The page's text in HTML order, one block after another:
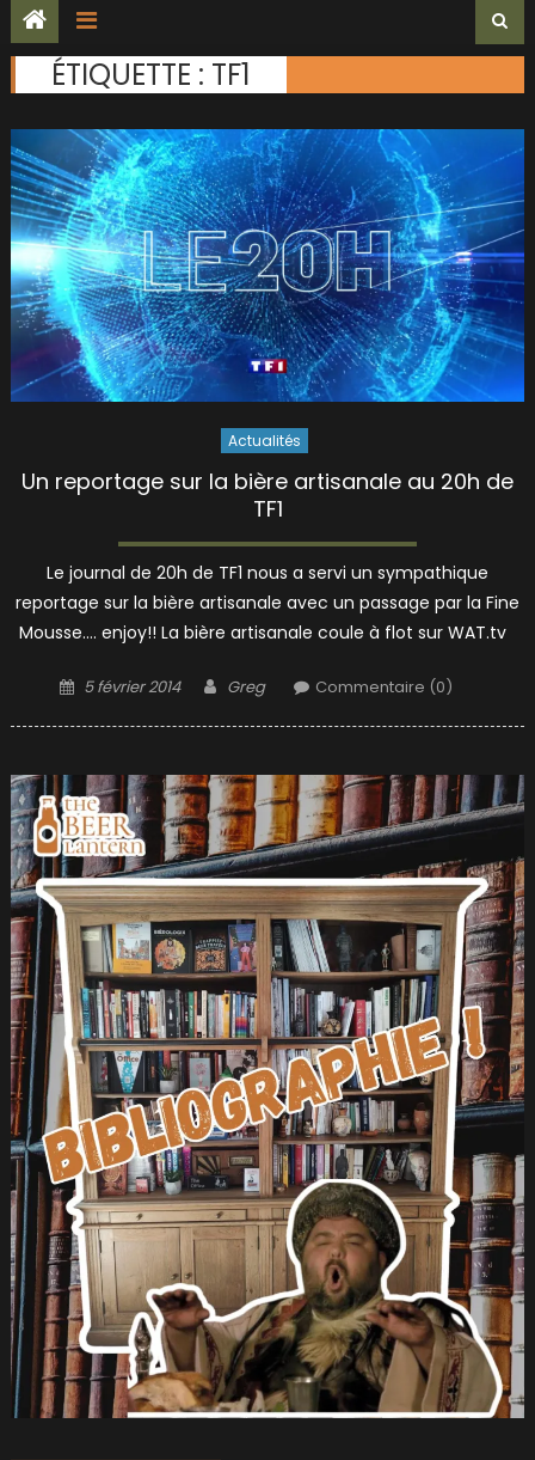
ÉTIQUETTE : TF1
Actualités
Un reportage sur la bière artisanale au 20h de
TF1
Le journal de 20h de TF1 nous a servi un sympathique
reportage sur la bière artisanale avec un passage par la Fine
Mousse…. enjoy!! La bière artisanale coule à flot sur WAT.tv
Posted
5 février 2014 Author
Greg Commentaire (0)